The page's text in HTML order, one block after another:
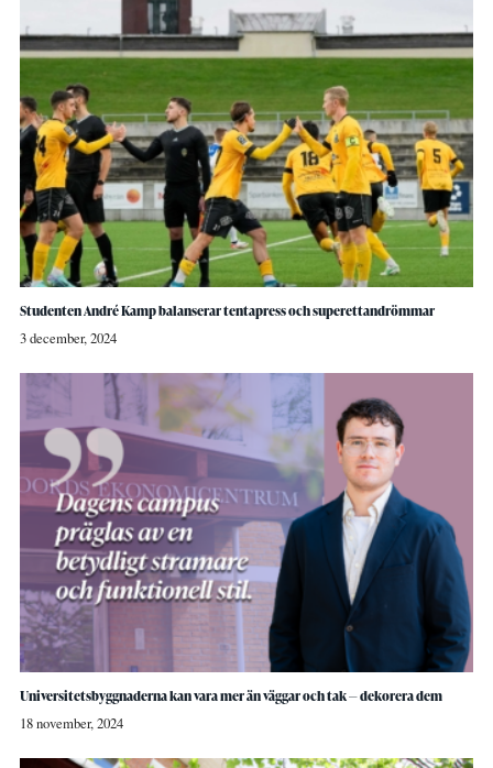
Studenten André Kamp balanserar tentapress och superettandrömmar
3 december, 2024
Universitetsbyggnaderna kan vara mer än väggar och tak — dekorera dem
18 november, 2024